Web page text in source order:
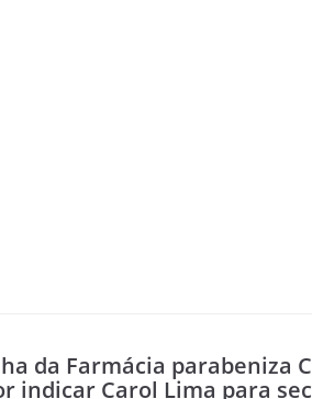
da Farmácia parabeniza C
indicar Carol Lima para sec